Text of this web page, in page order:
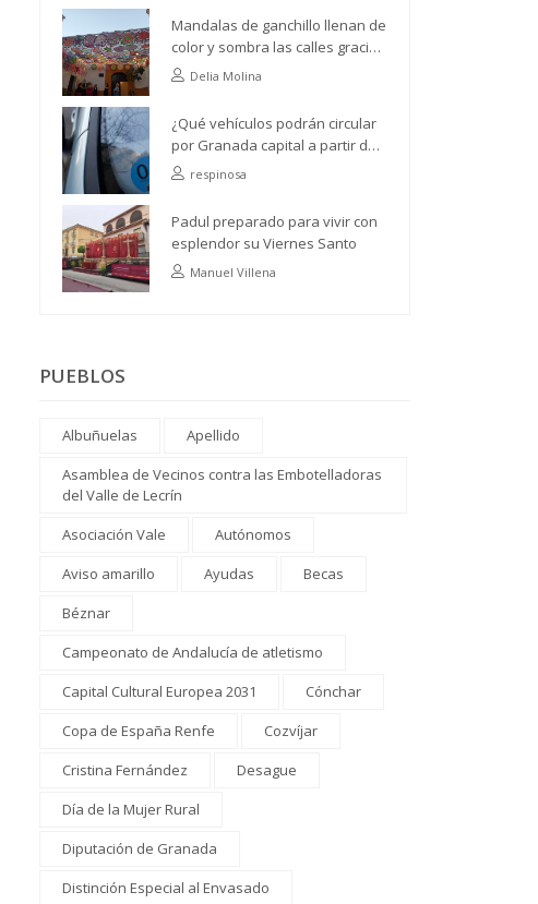
Mandalas de ganchillo llenan de
color y sombra las calles gracias
a la Asociación de Vecinos Río
Delia Molina
¿Qué vehículos podrán circular
por Granada capital a partir del
próximo 1 de abril?
respinosa
Padul preparado para vivir con
esplendor su Viernes Santo
Manuel Villena
PUEBLOS
Albuñuelas
Apellido
Asamblea de Vecinos contra las Embotelladoras
del Valle de Lecrín
Asociación Vale
Autónomos
Aviso amarillo
Ayudas
Becas
Béznar
Campeonato de Andalucía de atletismo
Capital Cultural Europea 2031
Cónchar
Copa de España Renfe
Cozvíjar
Cristina Fernández
Desague
Día de la Mujer Rural
Diputación de Granada
Distinción Especial al Envasado